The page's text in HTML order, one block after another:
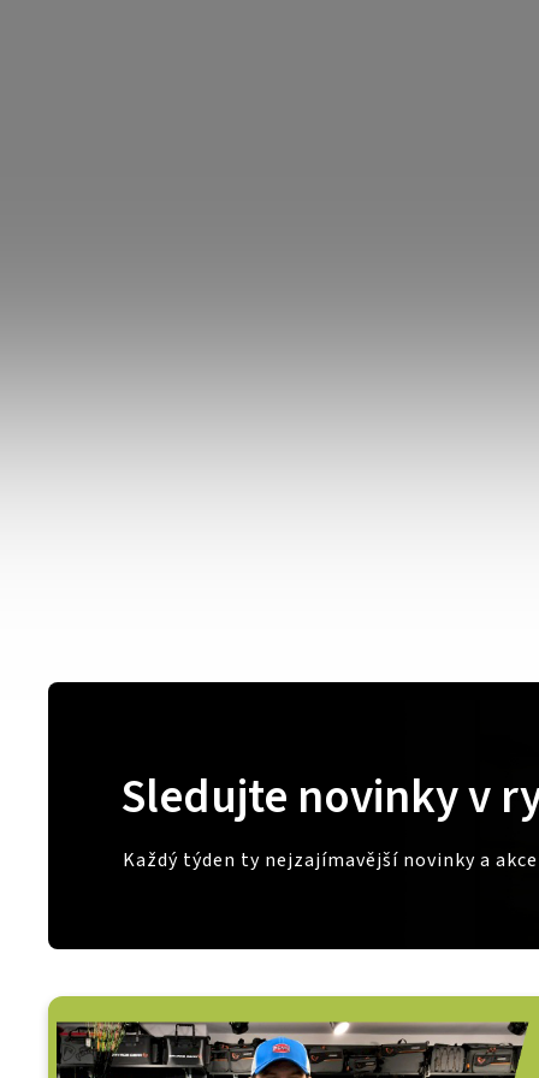
Sledujte novinky v
Každý týden ty nejzajímavější novinky a